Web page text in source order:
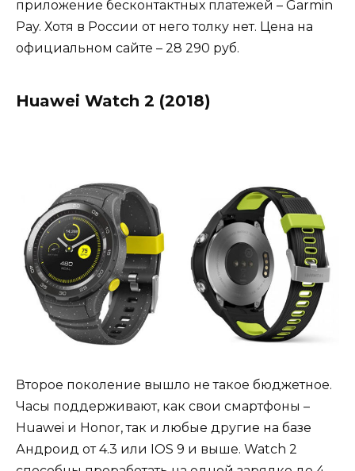
приложение бесконтактных платежей – Garmin
Pay. Хотя в России от него толку нет. Цена на
официальном сайте – 28 290 руб.
Huawei Watch 2 (2018)
Второе поколение вышло не такое бюджетное.
Часы поддерживают, как свои смартфоны –
Huawei и Honor, так и любые другие на базе
Андроид от 4.3 или IOS 9 и выше. Watch 2